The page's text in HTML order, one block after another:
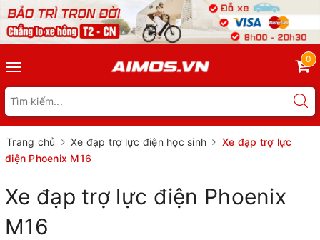
Toggle
navigation
0
Trang chủ Xe đạp trợ lực điện học sinh
Xe đạp trợ lực
điện Phoenix M16
Xe đạp trợ lực điện Phoenix
M16